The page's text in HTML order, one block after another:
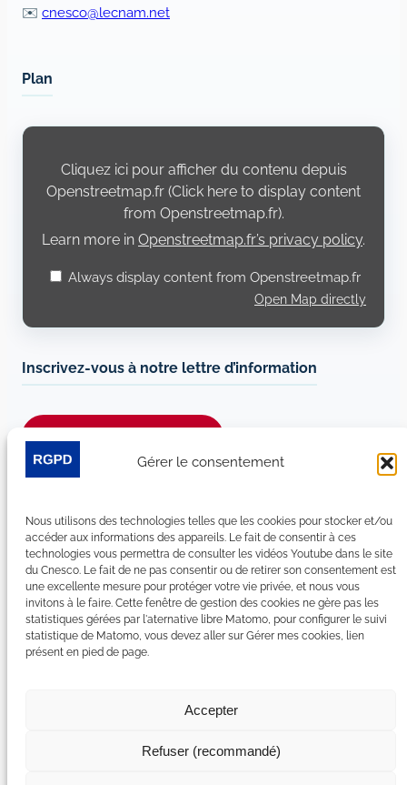
Gérer le consentement
Nous utilisons des technologies telles que les cookies pour stocker et/ou
accéder aux informations des appareils. Le fait de consentir à ces
technologies vous permettra de consulter les vidéos Youtube dans le site
du Cnesco. Le fait de ne pas consentir ou de retirer son consentement est
une excellente mesure pour protéger votre vie privée, et nous vous
invitons à le faire. Cette fenêtre de gestion des cookies ne gère pas les
statistiques gérées par l'aternative libre Matomo, pour configurer le suivi
statistique de Matomo, vous devez aller sur Gérer mes cookies, lien
présent en pied de page.
Accepter
Refuser (recommandé)
✉️ cnesco@lecnam.net
Plan
Display
Openstreetmap.fr
Cliquez ici pour afficher du contenu depuis
Openstreetmap.fr (Click here to display content
from Openstreetmap.fr).
Learn more in Openstreetmap.fr’s privacy policy.
Always display content from Openstreetmap.fr
Open Map directly
Inscrivez-vous à notre lettre d’information
LinkedIn
YouTube
Facebook
Bluesky
Plan du site
Mentions légales
Gérer mes cookies